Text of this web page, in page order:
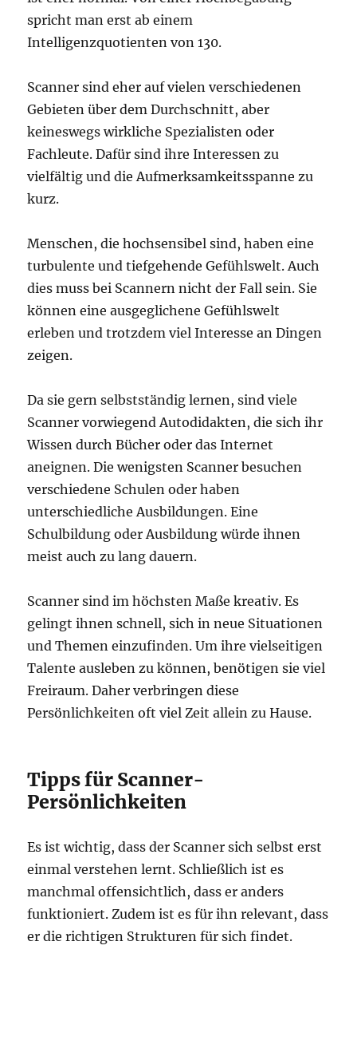
spricht man erst ab einem
Intelligenzquotienten von 130.
Scanner sind eher auf vielen verschiedenen
Gebieten über dem Durchschnitt, aber
keineswegs wirkliche Spezialisten oder
Fachleute. Dafür sind ihre Interessen zu
vielfältig und die Aufmerksamkeitsspanne zu
kurz.
Menschen, die hochsensibel sind, haben eine
turbulente und tiefgehende Gefühlswelt. Auch
dies muss bei Scannern nicht der Fall sein. Sie
können eine ausgeglichene Gefühlswelt
erleben und trotzdem viel Interesse an Dingen
zeigen.
Da sie gern selbstständig lernen, sind viele
Scanner vorwiegend Autodidakten, die sich ihr
Wissen durch Bücher oder das Internet
aneignen. Die wenigsten Scanner besuchen
verschiedene Schulen oder haben
unterschiedliche Ausbildungen. Eine
Schulbildung oder Ausbildung würde ihnen
meist auch zu lang dauern.
Scanner sind im höchsten Maße kreativ. Es
gelingt ihnen schnell, sich in neue Situationen
und Themen einzufinden. Um ihre vielseitigen
Talente ausleben zu können, benötigen sie viel
Freiraum. Daher verbringen diese
Persönlichkeiten oft viel Zeit allein zu Hause.
Tipps für Scanner-
Persönlichkeiten
Es ist wichtig, dass der Scanner sich selbst erst
einmal verstehen lernt. Schließlich ist es
manchmal offensichtlich, dass er anders
funktioniert. Zudem ist es für ihn relevant, dass
er die richtigen Strukturen für sich findet.